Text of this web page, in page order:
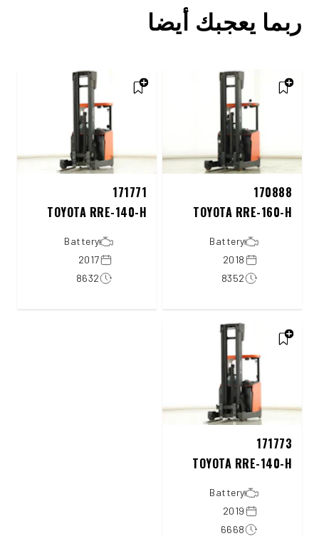
ربما يعجبك أيضا
170888
TOYOTA RRE-160-H
Battery
2018
8352
171771
TOYOTA RRE-140-H
Battery
2017
8632
171773
TOYOTA RRE-140-H
Battery
2019
6668